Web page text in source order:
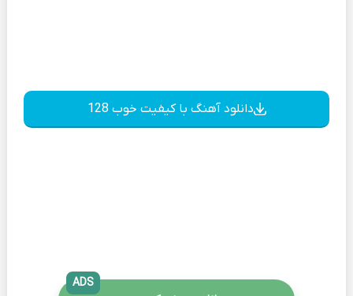
دانلود آهنگ با کیفیت خوب 128
ADS